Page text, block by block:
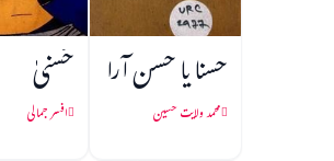
حسنا یا حسن آرا
محمد ولایت حسین
حُسنیٰ
افسر جمالی